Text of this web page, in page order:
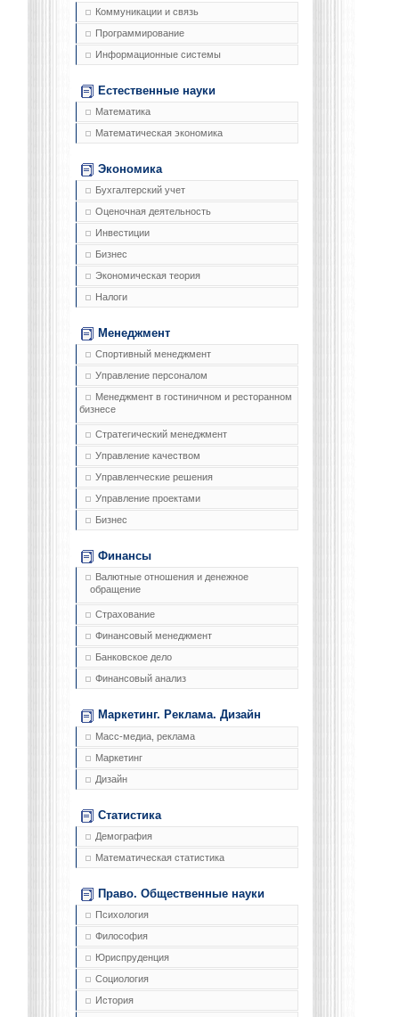
Коммуникации и связь
Программирование
Информационные системы
Естественные науки
Математика
Математическая экономика
Экономика
Бухгалтерский учет
Оценочная деятельность
Инвестиции
Бизнес
Экономическая теория
Налоги
Менеджмент
Спортивный менеджмент
Управление персоналом
Менеджмент в гостиничном и ресторанном
бизнесе
Стратегический менеджмент
Управление качеством
Управленческие решения
Управление проектами
Бизнес
Финансы
Валютные отношения и денежное
обращение
Страхование
Финансовый менеджмент
Банковское дело
Финансовый анализ
Маркетинг. Реклама. Дизайн
Масс-медиа, реклама
Маркетинг
Дизайн
Статистика
Демография
Математическая статистика
Право. Общественные науки
Психология
Философия
Юриспруденция
Социология
История